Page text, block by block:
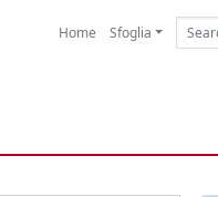
Home Sfoglia